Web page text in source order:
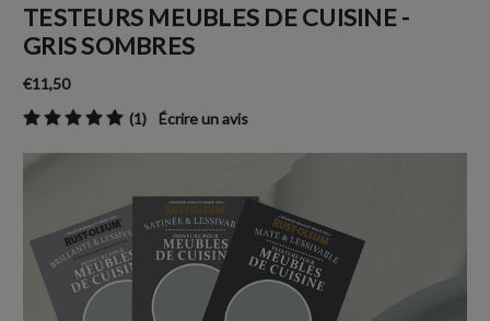
TESTEURS MEUBLES DE CUISINE -
GRIS SOMBRES
€11,50
(1)
Écrire un avis